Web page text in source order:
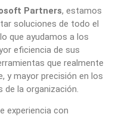
Partners, estamos
soluciones de todo el
que ayudamos a los
eficiencia de sus
que realmente
y mayor precisión en los
la organización.
experiencia con